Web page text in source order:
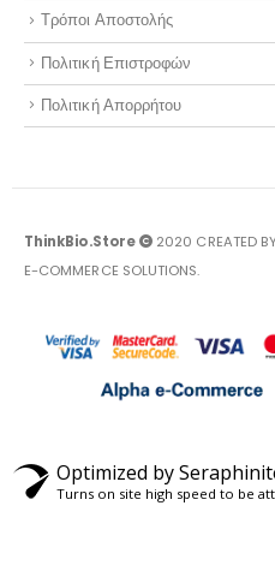
Τρόποι Αποστολής
Πολιτική Επιστροφών
Πολιτική Απορρήτου
ThinkBio.Store 2020 CREATED
E-COMMERCE SOLUTIONS.
Optimized by
Turns on site high speed to be